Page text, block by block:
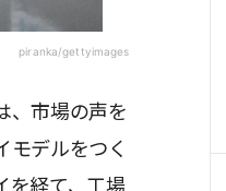
piranka/gettyimages
、市場の声を
モデルをつく
を経て、工場